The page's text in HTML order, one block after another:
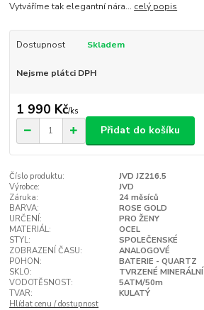
Vytváříme tak elegantní nára... celý popis
Dostupnost Skladem
Nejsme plátci DPH
1 990 Kč/ks
Přidat do košíku
Číslo produktu:
JVD JZ216.5
Výrobce:
JVD
Záruka:
24 měsíců
BARVA:
ROSE GOLD
URČENÍ:
PRO ŽENY
MATERIÁL:
OCEL
STYL:
SPOLEČENSKÉ
ZOBRAZENÍ ČASU:
ANALOGOVÉ
POHON:
BATERIE - QUARTZ
SKLO:
TVRZENÉ MINERÁLNÍ
VODOTĚSNOST:
5ATM/50m
TVAR:
KULATÝ
Hlídat cenu / dostupnost